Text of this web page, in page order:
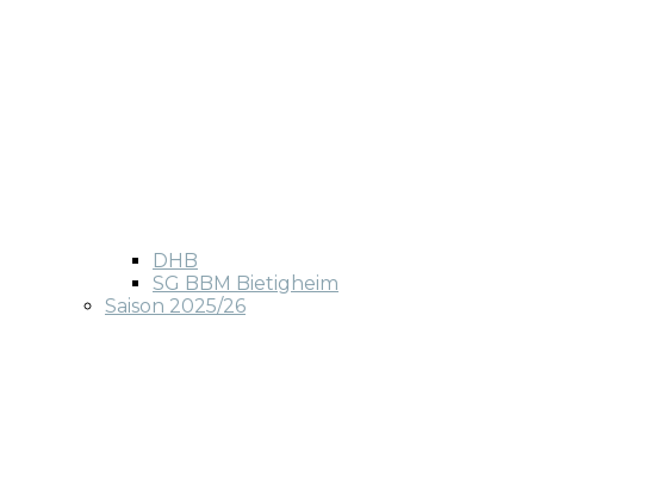
DHB
SG BBM Bietigheim
Saison 2025/26